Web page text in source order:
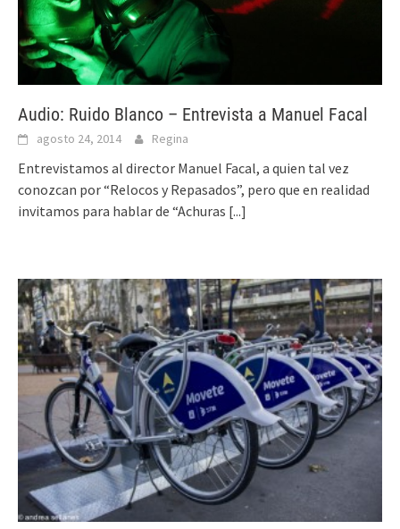
Audio: Ruido Blanco – Entrevista a Manuel Facal
agosto 24, 2014 Regina
Entrevistamos al director Manuel Facal, a quien tal vez
conozcan por “Relocos y Repasados”, pero que en realidad
invitamos para hablar de “Achuras [...]